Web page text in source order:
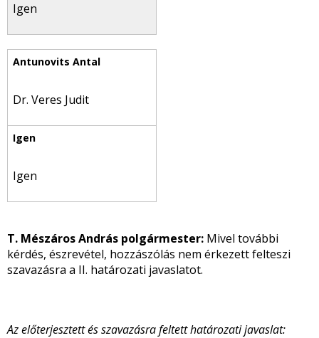
Igen
Dr. Veres Judit
Igen
T. Mészáros András polgármester: Mivel további
kérdés, észrevétel, hozzászólás nem érkezett felteszi
szavazásra a II. határozati javaslatot.
Az előterjesztett és szavazásra feltett határozati javaslat: